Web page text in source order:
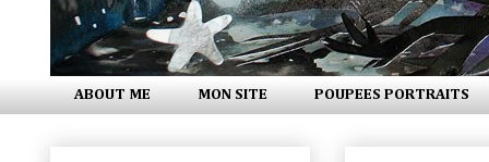
ABOUT ME MON SITE POUPEES PORTRAITS